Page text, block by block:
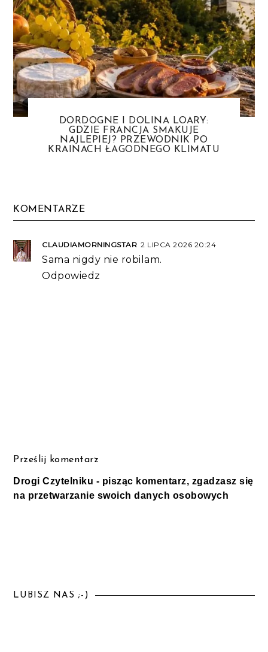
DORDOGNE I DOLINA LOARY:
GDZIE FRANCJA SMAKUJE
NAJLEPIEJ? PRZEWODNIK PO
KRAINACH ŁAGODNEGO KLIMATU
KOMENTARZE
CLAUDIAMORNINGSTAR 2 LIPCA 2026 20:24
Sama nigdy nie robilam.
Odpowiedz
Prześlij komentarz
Drogi Czytelniku - pisząc komentarz, zgadzasz się
na przetwarzanie swoich danych osobowych
LUBISZ NAS ;-)